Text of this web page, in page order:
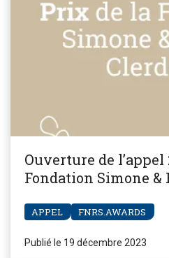
Ouverture de
Fondation Simone
APPEL FNRS.AWARDS
Publié le 19 décembre 2023